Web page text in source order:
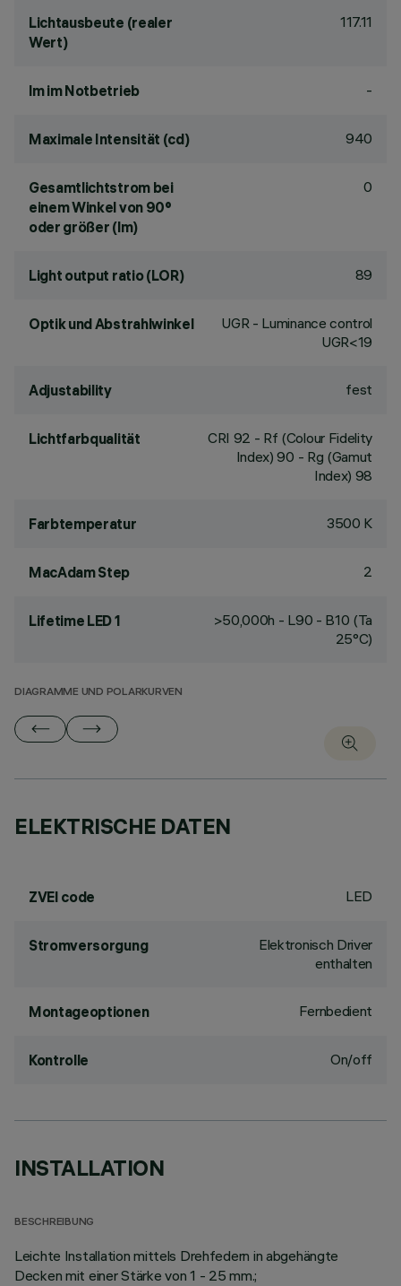
Lichtausbeute (realer
Wert)
117.11
lm im Notbetrieb -
Maximale Intensität (cd) 940
Gesamtlichtstrom bei
einem Winkel von 90°
oder größer (lm)
0
Light output ratio (LOR) 89
Optik und Abstrahlwinkel
UGR - Luminance control
UGR<19
Adjustability fest
Lichtfarbqualität CRI 92 - Rf (Colour Fidelity
Index) 90 - Rg (Gamut
Index) 98
Farbtemperatur 3500 K
MacAdam Step 2
Lifetime LED 1
>50,000h - L90 - B10 (Ta
25°C)
DIAGRAMME UND POLARKURVEN
ELEKTRISCHE DATEN
ZVEI code LED
Stromversorgung
Elektronisch Driver
enthalten
Montageoptionen Fernbedient
Kontrolle On/off
INSTALLATION
BESCHREIBUNG
Leichte Installation mittels Drehfedern in abgehängte
Decken mit einer Stärke von 1 - 25 mm.;